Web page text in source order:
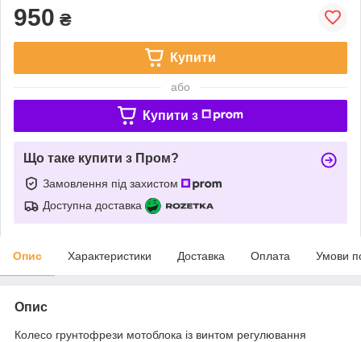
950 ₴
Купити
або
Купити з
Що таке купити з Пром?
Замовлення під захистом
Доступна доставка
Опис Характеристики Доставка Оплата Умови
Опис
Колесо грунтофрези мотоблока із винтом регулювання